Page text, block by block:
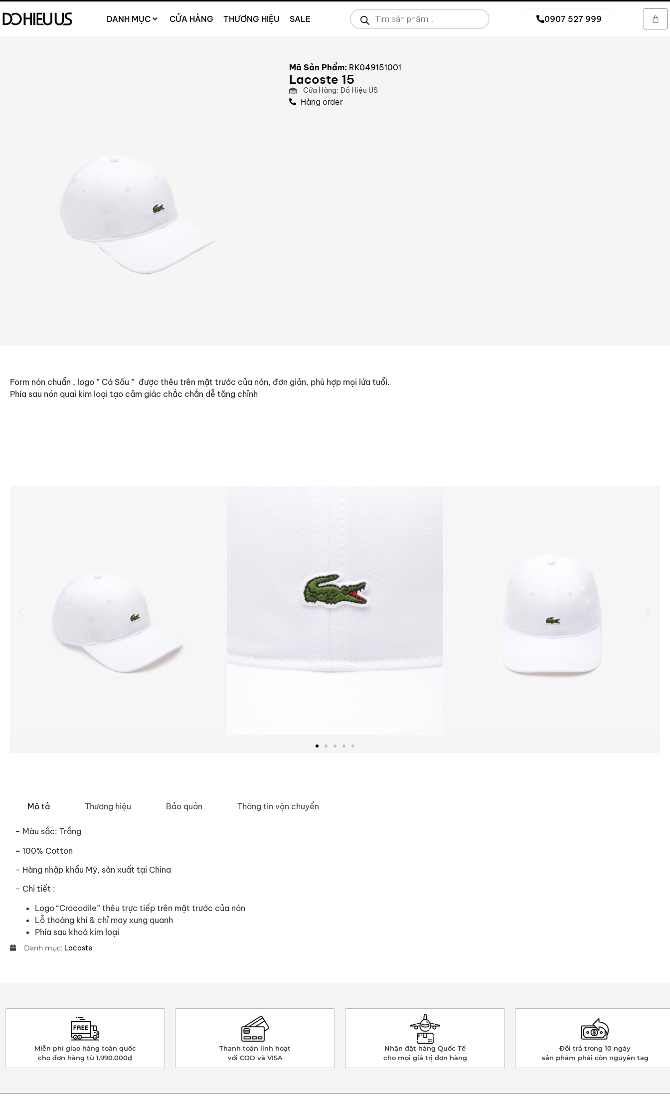
DANH MỤC CỬA HÀNG THƯƠNG HIỆU SALE 0907 527 999
Mã Sản Phẩm: RK049151001
Lacoste 15
Cửa Hàng: Đồ Hiệu US
Hàng order
Form nón chuẩn , logo ” Cá Sấu ” được thêu trên mặt trước của nón, đơn giản, phù hợp mọi lứa tuổi.
Phía sau nón quai kim loại tạo cảm giác chắc chắn dễ tăng chỉnh
Mô tả Thương hiệu Bảo quản Thông tin vận chuyển
– Màu sắc: Trắng
– 100% Cotton
– Hàng nhập khẩu Mỹ, sản xuất tại China
– Chi tiết :
Logo “Crocodile” thêu trực tiếp trên mặt trước của nón
Lỗ thoáng khí & chỉ may xung quanh
Phía sau khoá kim loại
Danh mục: Lacoste
Miễn phí giao hàng toàn quốc
cho đơn hàng từ 1.990.000₫
Thanh toán linh hoạt
với COD và VISA
Nhận đặt hàng Quốc Tế
cho mọi giá trị đơn hàng
Đổi trả trong 10 ngày
sản phẩm phải còn nguyên tag